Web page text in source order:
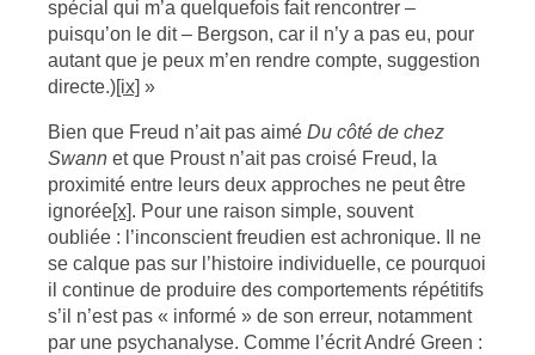
spécial qui m’a quelquefois fait rencontrer –
puisqu’on le dit – Bergson, car il n’y a pas eu, pour
autant que je peux m’en rendre compte, suggestion
directe.)[ix] »
Bien que Freud n’ait pas aimé Du côté de chez
Swann et que Proust n’ait pas croisé Freud, la
proximité entre leurs deux approches ne peut être
ignorée[x]. Pour une raison simple, souvent
oubliée : l’inconscient freudien est achronique. Il ne
se calque pas sur l’histoire individuelle, ce pourquoi
il continue de produire des comportements répétitifs
s’il n’est pas « informé » de son erreur, notamment
par une psychanalyse. Comme l’écrit André Green :